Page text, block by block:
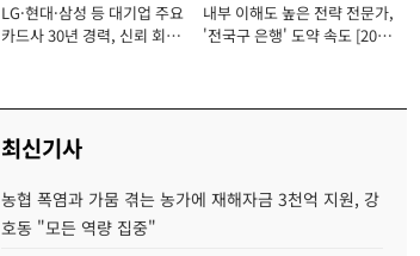
장
LG·현대·삼성 등 대기업 주요
카드사 30년 경력, 신뢰 회복
내부 이해도 높은 전략 전문가,
'전국구 은행' 도약 속도 [2026
최신기사
농협 폭염과 가뭄 겪는 농가에 재해자금 3천억 지원, 강
호동 "모든 역량 집중"